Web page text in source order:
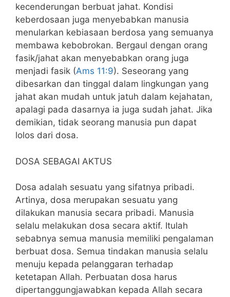
kecenderungan berbuat jahat. Kondisi
keberdosaan juga menyebabkan manusia
menularkan kebiasaan berdosa yang semuanya
membawa kebobrokan. Bergaul dengan orang
fasik/jahat akan menyebabkan orang juga
menjadi fasik (Ams 11:9). Seseorang yang
dibesarkan dan tinggal dalam lingkungan yang
jahat akan mudah untuk jatuh dalam kejahatan,
apalagi pada dasarnya ia juga sudah jahat. Jika
demikian, tidak seorang manusia pun dapat
lolos dari dosa.
DOSA SEBAGAI AKTUS
Dosa adalah sesuatu yang sifatnya pribadi.
Artinya, dosa merupakan sesuatu yang
dilakukan manusia secara pribadi. Manusia
selalu melakukan dosa secara aktif. Itulah
sebabnya semua manusia memiliki pengalaman
berbuat dosa. Semua tindakan manusia selalu
menuju kepada pelanggaran terhadap
ketetapan Allah. Perbuatan dosa harus
dipertanggungjawabkan kepada Allah secara